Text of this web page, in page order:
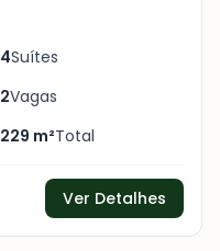
4Suítes
2Vagas
229 m²Total
Ver Detalhes